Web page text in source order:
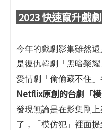
2023 快速竄升戲
今年的戲劇影集雖然還
是復仇韓劇「黑暗榮
愛情劇「偷偷藏不住
Netflix原創的台劇「
發現無論是在影集剛
了，「模仿犯」裡面